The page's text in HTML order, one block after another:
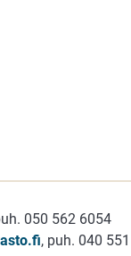
050 562 6054
, puh. 040 551